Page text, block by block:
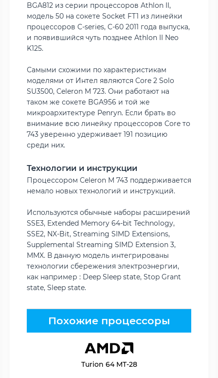
BGA812 из серии процессоров Athlon II,
модель 50 на сокете Socket FT1 из линейки
процессоров C-series, C-60 2011 года выпуска,
и появившийся чуть позднее Athlon II Neo
K125.
Самыми схожими по характеристикам
моделями от Интел являются Core 2 Solo
SU3500, Celeron M 723. Они работают на
таком же сокете BGA956 и той же
микроархитектуре Penryn. Если брать во
внимание всю линейку процессоров Core то
743 уверенно удерживает 191 позицию
среди них.
Технологии и инструкции
Процессором Celeron M 743 поддерживается
немало новых технологий и инструкций.
Используются обычные наборы расширений
SSE3, Extended Memory 64-bit Technology,
SSE2, NX-Bit, Streaming SIMD Extensions,
Supplemental Streaming SIMD Extension 3,
MMX. В данную модель интегрированы
технологии сбережения электроэнергии,
как например : Deep Sleep state, Stop Grant
state, Sleep state.
Похожие процессоры
Turion 64 MT-28